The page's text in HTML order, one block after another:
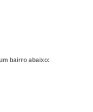
bairro abaixo: